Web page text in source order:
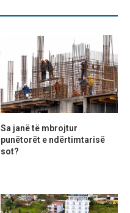
Sa janë të mbrojtur
punëtorët e ndërtimtarisë
sot?